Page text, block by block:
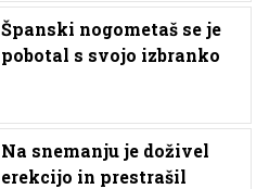
Španski nogometaš se je
pobotal s svojo izbranko
Na snemanju je doživel
erekcijo in prestrašil